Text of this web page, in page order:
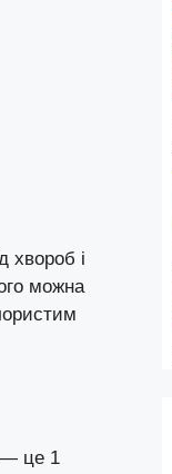
хвороб і
можна
— це 1